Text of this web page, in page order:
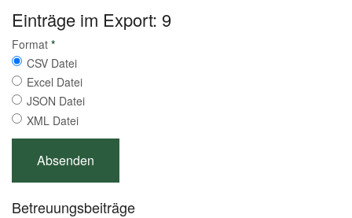
Einträge im Export: 9
Format *
CSV Datei
Excel Datei
JSON Datei
XML Datei
Betreuungsbeiträge